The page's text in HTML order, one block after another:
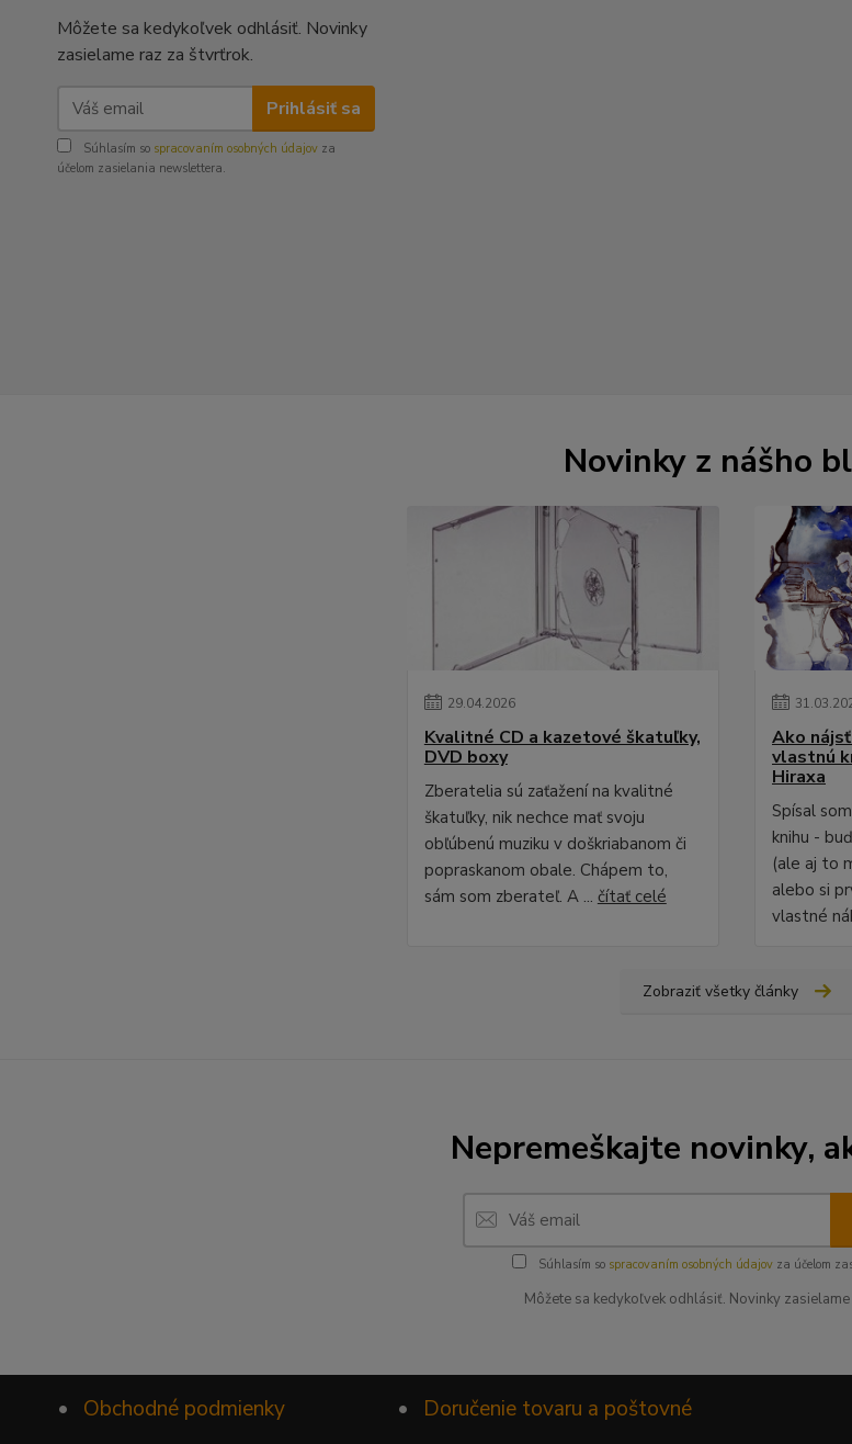
Môžete sa kedykoľvek odhlásiť. Novinky
zasielame raz za štvrťrok.
Prihlásiť sa
Súhlasím so spracovaním osobných údajov za
účelom zasielania newslettera.
Novinky z nášho
29.04.2026
Kvalitné CD a kazetové škatuľky,
DVD boxy
Zberatelia sú zaťažení na kvalitné
škatuľky, nik nechce mať svoju
obľúbenú muziku v doškriabanom či
popraskanom obale. Chápem to,
sám som zberateľ. A ... čítať celé
31.03.
Ako
vlastnú
Hiraxa
Spísal
knihu -
(ale aj to
alebo si
vlastné
Zobraziť všetky články
Nepremeškajte novinky,
Súhlasím so spracovaním osobných údajovza účelom
Môžete sa kedykoľvek odhlásiť. Novinky
• Obchodné podmienky • Doručenie tovaru a poštovné